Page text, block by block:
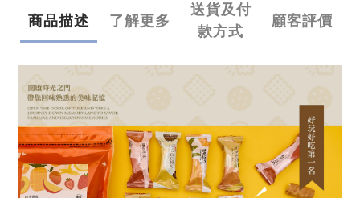
商品描述 了解更多
送貨及付
款方式
顧客評價